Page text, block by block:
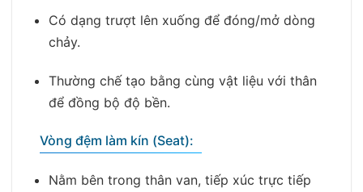
Có dạng trượt lên xuống để đóng/mở dòng
chảy.
Thường chế tạo bằng cùng vật liệu với thân
để đồng bộ độ bền.
Vòng đệm làm kín (Seat):
Nằm bên trong thân van, tiếp xúc trực tiếp